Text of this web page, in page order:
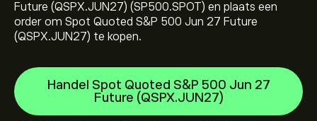
Future (QSPX.JUN27) (SP500.SPOT) en plaats een
order om Spot Quoted S&P 500 Jun 27 Future
(QSPX.JUN27) te kopen.
Handel Spot Quoted S&P 500 Jun 27
Future (QSPX.JUN27)